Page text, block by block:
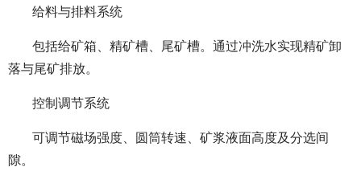
给料与排料系统
包括给矿箱、精矿槽、尾矿槽。通过冲洗水实现精矿卸
落与尾矿排放。
控制调节系统
可调节磁场强度、圆筒转速、矿浆液面高度及分选间
隙。